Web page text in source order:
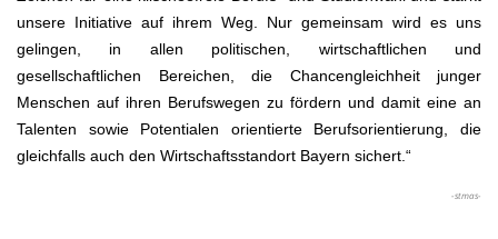
unsere Initiative auf ihrem Weg. Nur gemeinsam wird es uns
gelingen, in allen politischen, wirtschaftlichen und
gesellschaftlichen Bereichen, die Chancengleichheit junger
Menschen auf ihren Berufswegen zu fördern und damit eine an
Talenten sowie Potentialen orientierte Berufsorientierung, die
gleichfalls auch den Wirtschaftsstandort Bayern sichert.“
-stmas-